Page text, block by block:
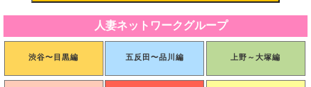
人妻ネットワークグループ
渋谷〜目黒編 五反田〜品川編 上野～大塚編